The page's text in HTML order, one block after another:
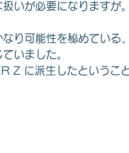
いが必要になりますが。
り可能性を秘めている
いました。
Z に派生したというこ